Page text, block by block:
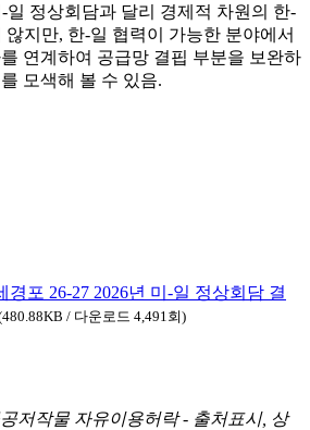
일 정상회담과 달리 경제적 차원의 한-
지만, 한-일 협력이 가능한 분야에서
연계하여 공급망 결핍 부분을 보완하
모색해 볼 수 있음.
경포 26-27 2026년 미-일 정상회담 결
/ 다운로드 4,491회)